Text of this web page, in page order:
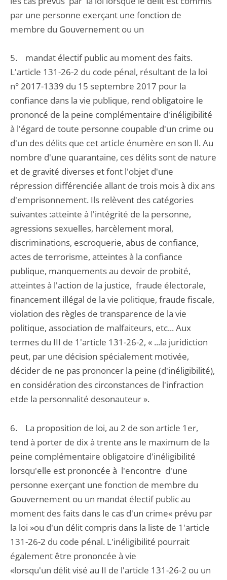
par une personne exerçant une fonction de
membre du Gouvernement ou un
5. mandat électif public au moment des faits.
L'article 131-26-2 du code pénal, résultant de la loi
n° 2017-1339 du 15 septembre 2017 pour la
confiance dans la vie publique, rend obligatoire le
prononcé de la peine complémentaire d'inéligibilité
à l'égard de toute personne coupable d'un crime ou
d'un des délits que cet article énumère en son Il. Au
nombre d'une quarantaine, ces délits sont de nature
et de gravité diverses et font l'objet d'une
répression différenciée allant de trois mois à dix ans
d'emprisonnement. Ils relèvent des catégories
suivantes :atteinte à l'intégrité de la personne,
agressions sexuelles, harcèlement moral,
discriminations, escroquerie, abus de confiance,
actes de terrorisme, atteintes à la confiance
publique, manquements au devoir de probité,
atteintes à l'action de la justice, fraude électorale,
financement illégal de la vie politique, fraude fiscale,
violation des règles de transparence de la vie
politique, association de malfaiteurs, etc... Aux
termes du III de 1'article 131-26-2, « ...la juridiction
peut, par une décision spécialement motivée,
décider de ne pas prononcer la peine (d'inéligibilité),
en considération des circonstances de l'infraction
etde la personnalité desonauteur ».
6. La proposition de loi, au 2 de son article 1er,
tend à porter de dix à trente ans le maximum de la
peine complémentaire obligatoire d'inéligibilité
lorsqu'elle est prononcée à l'encontre d'une
personne exerçant une fonction de membre du
Gouvernement ou un mandat électif public au
moment des faits dans le cas d'un crime« prévu par
la loi »ou d'un délit compris dans la liste de 1'article
131-26-2 du code pénal. L'inéligibilité pourrait
également être prononcée à vie
«lorsqu'un délit visé au II de l'article 131-26-2 ou un